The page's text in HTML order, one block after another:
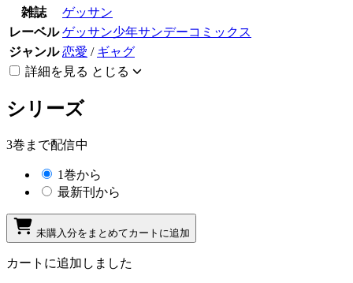
雑誌
ゲッサン
レーベル ゲッサン少年サンデーコミックス
ジャンル 恋愛 / ギャグ
詳細を見る とじる
シリーズ
3巻まで配信中
1巻から
最新刊から
未購入分をまとめてカートに追加
カートに追加しました